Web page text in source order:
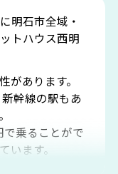
明石市全域・
トハウス西明
があります。
幹線の駅もあ
乗ることがで
います。